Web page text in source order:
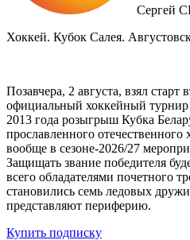
Сергей
Хоккей. Кубок Салея.
Позавчера, 2 августа, взял старт
официальный хоккейный
2013 года розыгрыш Кубка
прославленного отечественного
вообще в сезоне-2026/27
Защищать звание победителя
всего обладателями почетного
становились семь ледовых
представляют периферию.
Купить подписку